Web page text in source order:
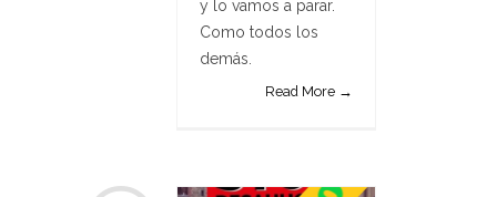
y lo vamos a parar.
Como todos los
demás.
Read More →